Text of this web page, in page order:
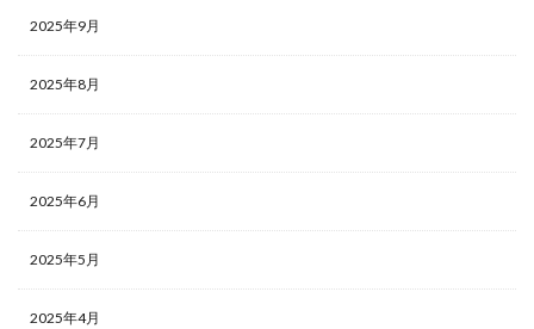
2025年9月
2025年8月
2025年7月
2025年6月
2025年5月
2025年4月